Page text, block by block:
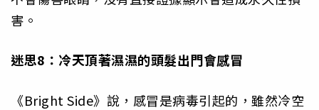
害。
迷思8：冷天頂著濕濕的頭髮出門會感冒
《Bright Side》說，感冒是病毒引起的，雖然冷空